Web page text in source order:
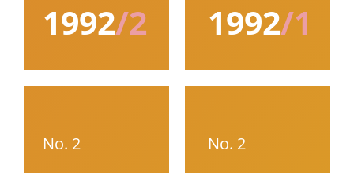
1992/2 1992/1
No. 2 No. 2